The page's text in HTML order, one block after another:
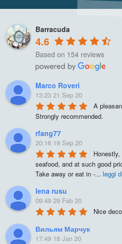
Barracuda
4.6
Based on 154 reviews
Marco Roveri
13:23 21 Sep 20
A
Strongly recommended.
rfang77
20:16 19 Sep 20
seafood, and at such good
Take away or eat in -... leggi
lena rusu
09:49 29 Feb 20
Nice
Вильям Марчук
17:49 18 Jan 20